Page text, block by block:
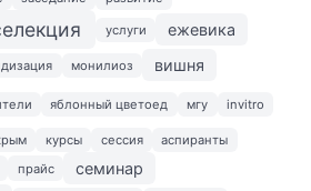
услуги ежевика
монилиоз вишня
яблонный цветоед мгу invitro
курсы сессия аспиранты
прайс
семинар